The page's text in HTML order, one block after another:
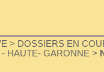
> DOSSIERS EN
HAUTE- GARONNE >